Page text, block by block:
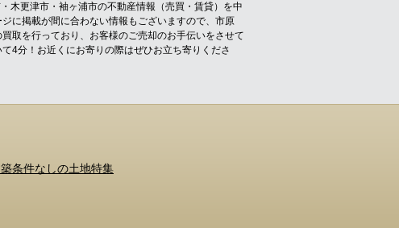
木更津市・袖ヶ浦市の不動産情報（売買・賃貸）を中
に掲載が間に合わない情報もございますので、市原
取を行っており、お客様のご売却のお手伝いをさせて
4分！お近くにお寄りの際はぜひお立ち寄りくださ
条件なしの土地特集